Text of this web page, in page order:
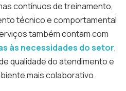
contínuos de treinamento,
técnico e comportamental
também contam com
às necessidades do setor,
qualidade do atendimento e
mais colaborativo.